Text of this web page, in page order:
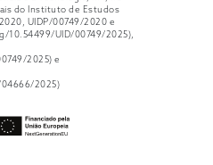
do Instituto de Estudos
UIDP/00749/2020 e
10.54499/UID/00749/2025),
2025) e
2025)